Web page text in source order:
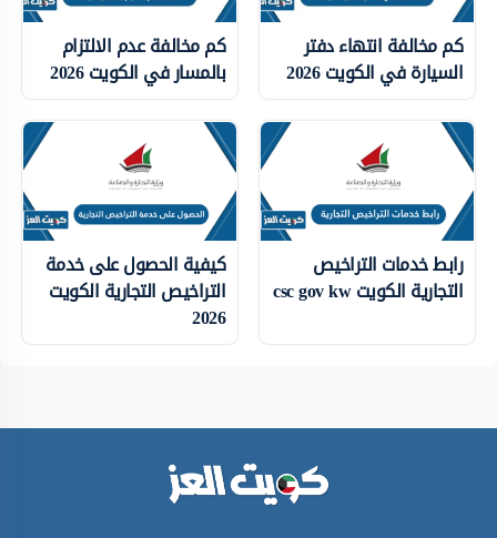
كم مخالفة انتهاء دفتر
السيارة في الكويت 2026
كم مخالفة عدم الالتزام
بالمسار في الكويت 2026
رابط خدمات التراخيص
التجارية الكويت csc gov kw
كيفية الحصول على خدمة
التراخيص التجارية الكويت
2026